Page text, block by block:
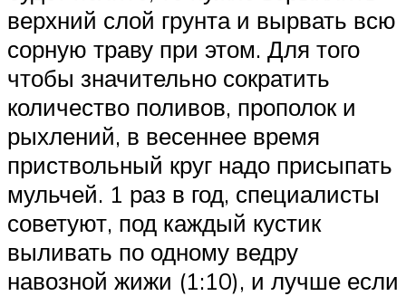
верхний слой грунта и вырвать всю
сорную траву при этом. Для того
чтобы значительно сократить
количество поливов, прополок и
рыхлений, в весеннее время
приствольный круг надо присыпать
мульчей. 1 раз в год, специалисты
советуют, под каждый кустик
выливать по одному ведру
навозной жижи (1:10), и лучше если